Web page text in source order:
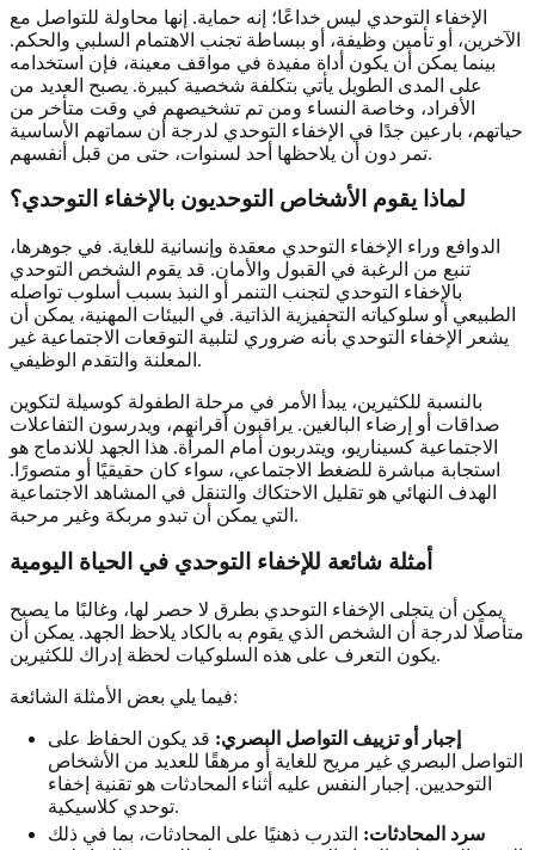
الإخفاء التوحدي ليس خداعًا؛ إنه حماية. إنها محاولة للتواصل مع
الآخرين، أو تأمين وظيفة، أو ببساطة تجنب الاهتمام السلبي والحكم.
بينما يمكن أن يكون أداة مفيدة في مواقف معينة، فإن استخدامه
على المدى الطويل يأتي بتكلفة شخصية كبيرة. يصبح العديد من
الأفراد، وخاصة النساء ومن تم تشخيصهم في وقت متأخر من
حياتهم، بارعين جدًا في الإخفاء التوحدي لدرجة أن سماتهم الأساسية
تمر دون أن يلاحظها أحد لسنوات، حتى من قبل أنفسهم.
لماذا يقوم الأشخاص التوحديون بالإخفاء التوحدي؟
الدوافع وراء الإخفاء التوحدي معقدة وإنسانية للغاية. في جوهرها،
تنبع من الرغبة في القبول والأمان. قد يقوم الشخص التوحدي
بالإخفاء التوحدي لتجنب التنمر أو النبذ بسبب أسلوب تواصله
الطبيعي أو سلوكياته التحفيزية الذاتية. في البيئات المهنية، يمكن أن
يشعر الإخفاء التوحدي بأنه ضروري لتلبية التوقعات الاجتماعية غير
المعلنة والتقدم الوظيفي.
بالنسبة للكثيرين، يبدأ الأمر في مرحلة الطفولة كوسيلة لتكوين
صداقات أو إرضاء البالغين. يراقبون أقرانهم، ويدرسون التفاعلات
الاجتماعية كسيناريو، ويتدربون أمام المرآة. هذا الجهد للاندماج هو
استجابة مباشرة للضغط الاجتماعي، سواء كان حقيقيًا أو متصورًا.
الهدف النهائي هو تقليل الاحتكاك والتنقل في المشاهد الاجتماعية
التي يمكن أن تبدو مربكة وغير مرحبة.
أمثلة شائعة للإخفاء التوحدي في الحياة اليومية
يمكن أن يتجلى الإخفاء التوحدي بطرق لا حصر لها، وغالبًا ما يصبح
متأصلًا لدرجة أن الشخص الذي يقوم به بالكاد يلاحظ الجهد. يمكن أن
يكون التعرف على هذه السلوكيات لحظة إدراك للكثيرين.
فيما يلي بعض الأمثلة الشائعة:
إجبار أو تزييف التواصل البصري: قد يكون الحفاظ على
التواصل البصري غير مريح للغاية أو مرهقًا للعديد من الأشخاص
التوحديين. إجبار النفس عليه أثناء المحادثات هو تقنية إخفاء
توحدي كلاسيكية.
سرد المحادثات: التدرب ذهنيًا على المحادثات، بما في ذلك